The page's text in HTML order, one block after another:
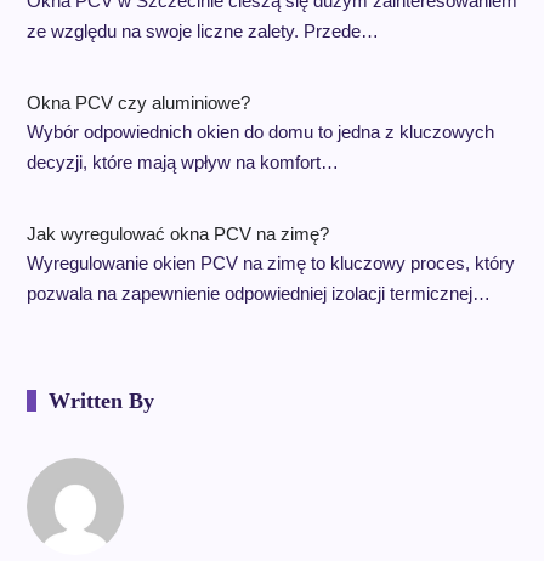
ze względu na swoje liczne zalety. Przede…
Okna PCV czy aluminiowe?
Wybór odpowiednich okien do domu to jedna z kluczowych
decyzji, które mają wpływ na komfort…
Jak wyregulować okna PCV na zimę?
Wyregulowanie okien PCV na zimę to kluczowy proces, który
pozwala na zapewnienie odpowiedniej izolacji termicznej…
Written By